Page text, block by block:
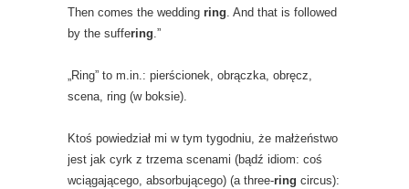
Then comes the wedding ring. And that is followed
by the suffering.”
„Ring” to m.in.: pierścionek, obrączka, obręcz,
scena, ring (w boksie).
Ktoś powiedział mi w tym tygodniu, że małżeństwo
jest jak cyrk z trzema scenami (bądź idiom: coś
wciągającego, absorbującego) (a three-ring circus):